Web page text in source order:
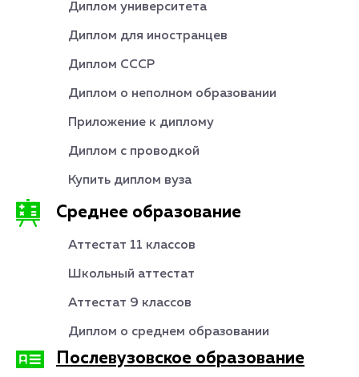
Диплом университета
Диплом для иностранцев
Диплом СССР
Диплом о неполном образовании
Приложение к диплому
Диплом с проводкой
Купить диплом вуза
Среднее образование
Аттестат 11 классов
Школьный аттестат
Аттестат 9 классов
Диплом о среднем образовании
Послевузовское образование